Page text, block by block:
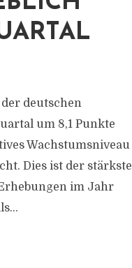
deutschen
um 8,1 Punkte
Wachstumsniveau
Dies ist der stärkste
im Jahr